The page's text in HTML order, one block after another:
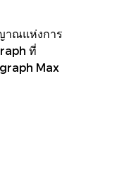
าณแห่งการ
ที่
Max